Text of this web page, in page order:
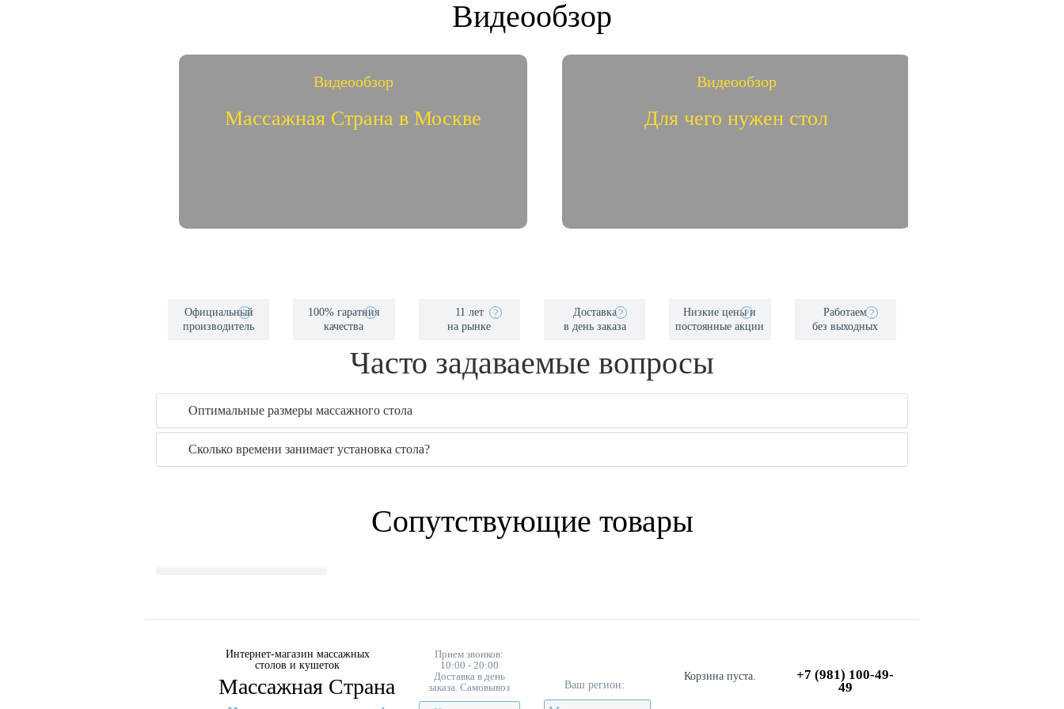
Видеообзор
Видеообзор
Массажная Страна в Москве
Видеообзор
Для чего нужен стол
Фестивал КПМ 2014 Всё о массажных столах
Официальный
производитель
?
100% гаратния
качества
?
11 лет
на рынке
?
Доставка
в день заказа
?
Низкие цены и
постоянные акции
?
Работаем
без выходных
?
Часто задаваемые вопросы
Оптимальные размеры массажного стола
Сколько времени занимает установка стола?
Сопутствующие товары
Интернет-магазин массажных
столов и кушеток
Массажная Страна
Прием звонков:
10:00 - 20:00
Доставка в день
заказа. Самовывоз
Ваш регион:
Корзина пуста.
+7 (981) 100-49-
49